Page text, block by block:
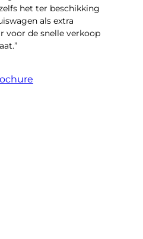
het ter beschikking
als extra
voor de snelle verkoop